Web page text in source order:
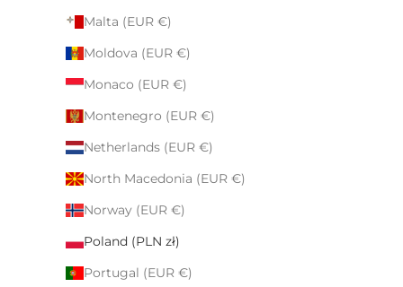
Malta (EUR €)
Moldova (EUR €)
Monaco (EUR €)
Montenegro (EUR €)
Netherlands (EUR €)
North Macedonia (EUR €)
Norway (EUR €)
Poland (PLN zł)
Portugal (EUR €)